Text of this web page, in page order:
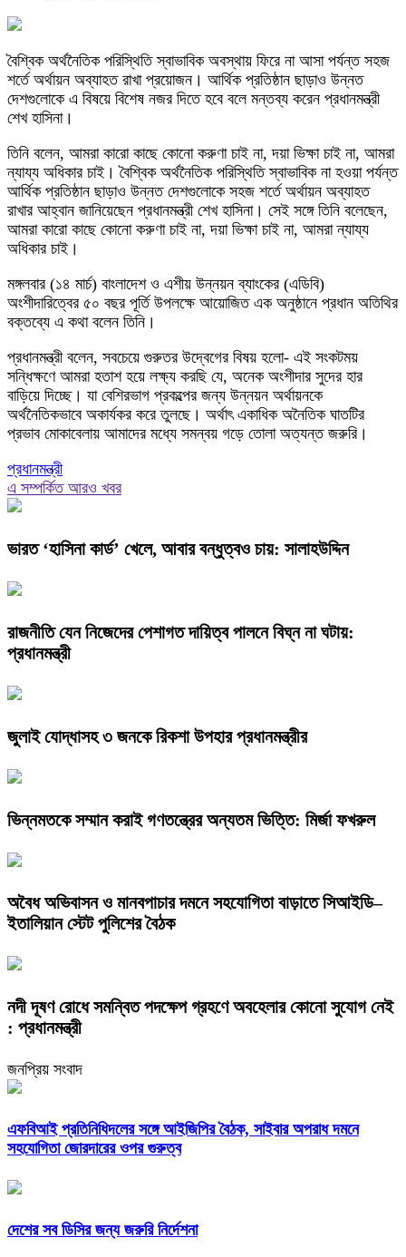
বৈশ্বিক অর্থনৈতিক পরিস্থিতি স্বাভাবিক অবস্থায় ফিরে না আসা পর্যন্ত সহজ
শর্তে অর্থায়ন অব্যাহত রাখা প্রয়োজন। আর্থিক প্রতিষ্ঠান ছাড়াও উন্নত
দেশগুলোকে এ বিষয়ে বিশেষ নজর দিতে হবে বলে মন্তব্য করেন প্রধানমন্ত্রী
শেখ হাসিনা।
তিনি বলেন, আমরা কারো কাছে কোনো করুণা চাই না, দয়া ভিক্ষা চাই না, আমরা
ন্যায্য অধিকার চাই। বৈশ্বিক অর্থনৈতিক পরিস্থিতি স্বাভাবিক না হওয়া পর্যন্ত
আর্থিক প্রতিষ্ঠান ছাড়াও উন্নত দেশগুলোকে সহজ শর্তে অর্থায়ন অব্যাহত
রাখার আহ্বান জানিয়েছেন প্রধানমন্ত্রী শেখ হাসিনা। সেই সঙ্গে তিনি বলেছেন,
আমরা কারো কাছে কোনো করুণা চাই না, দয়া ভিক্ষা চাই না, আমরা ন্যায্য
অধিকার চাই।
মঙ্গলবার (১৪ মার্চ) বাংলাদেশ ও এশীয় উন্নয়ন ব্যাংকের (এডিবি)
অংশীদারিত্বের ৫০ বছর পূর্তি উপলক্ষে আয়োজিত এক অনুষ্ঠানে প্রধান অতিথির
বক্তব্যে এ কথা বলেন তিনি।
প্রধানমন্ত্রী বলেন, সবচেয়ে গুরুতর উদ্বেগের বিষয় হলো- এই সংকটময়
সন্ধিক্ষণে আমরা হতাশ হয়ে লক্ষ্য করছি যে, অনেক অংশীদার সুদের হার
বাড়িয়ে দিচ্ছে। যা বেশিরভাগ প্রকল্পের জন্য উন্নয়ন অর্থায়নকে
অর্থনৈতিকভাবে অকার্যকর করে তুলছে। অর্থাৎ একাধিক অনৈতিক ঘাতটির
প্রভাব মোকাবেলায় আমাদের মধ্যে সমন্বয় গড়ে তোলা অত্যন্ত জরুরি।
প্রধানমন্ত্রী
এ সম্পর্কিত আরও খবর
ভারত ‘হাসিনা কার্ড’ খেলে, আবার বন্ধুত্বও চায়: সালাহউদ্দিন
রাজনীতি যেন নিজেদের পেশাগত দায়িত্ব পালনে বিঘ্ন না ঘটায়:
প্রধানমন্ত্রী
জুলাই যোদ্ধাসহ ৩ জনকে রিকশা উপহার প্রধানমন্ত্রীর
ভিন্নমতকে সম্মান করাই গণতন্ত্রের অন্যতম ভিত্তি: মির্জা ফখরুল
অবৈধ অভিবাসন ও মানবপাচার দমনে সহযোগিতা বাড়াতে সিআইডি–
ইতালিয়ান স্টেট পুলিশের বৈঠক
নদী দূষণ রোধে সমন্বিত পদক্ষেপ গ্রহণে অবহেলার কোনো সুযোগ নেই
: প্রধানমন্ত্রী
জনপ্রিয় সংবাদ
এফবিআই প্রতিনিধিদলের সঙ্গে আইজিপির বৈঠক, সাইবার অপরাধ দমনে
সহযোগিতা জোরদারের ওপর গুরুত্ব
দেশের সব ডিসির জন্য জরুরি নির্দেশনা